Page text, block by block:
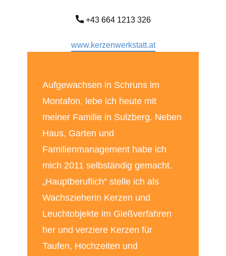
+43 664 1213 326
www.kerzenwerkstatt.at
Aufgewachsen in Schruns im
Montafon, lebe ich heute mit
meiner Familie in Sulzberg. Neben
Haus, Garten und
Familienmanagement habe ich
mich 2011 selbständig gemacht.
„Hauptberuflich“ stelle ich als
Wachszieherin Kerzen und
Leuchtobjekte im Gießverfahren
her und verziere Kerzen für
Taufen, Hochzeiten und